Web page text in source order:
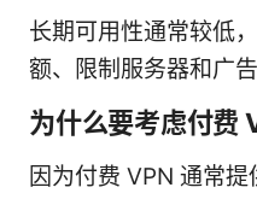
长期可用性通常较低
额、限制服务器和广告
为什么要考虑付费
因为付费 VPN 通常